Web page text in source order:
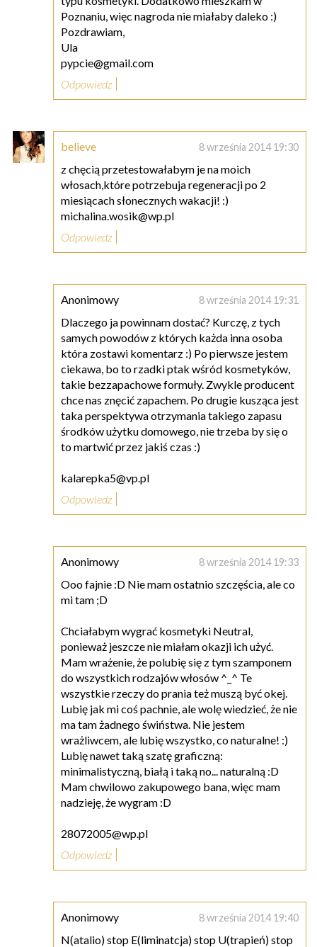
Poznaniu, więc nagroda nie miałaby daleko :)
Pozdrawiam,
Ula
pypcie@gmail.com
Odpowiedz
believe 8 września 2014 19:30
z chęcią przetestowałabym je na moich
włosach,które potrzebuja regeneracji po 2
miesiącach słonecznych wakacji! :)
michalina.wosik@wp.pl
Odpowiedz
Anonimowy 8 września 2014 19:31
Dlaczego ja powinnam dostać? Kurczę, z tych
samych powodów z których każda inna osoba
która zostawi komentarz :) Po pierwsze jestem
ciekawa, bo to rzadki ptak wśród kosmetyków,
takie bezzapachowe formuły. Zwykle producent
chce nas znęcić zapachem. Po drugie kusząca jest
taka perspektywa otrzymania takiego zapasu
środków użytku domowego, nie trzeba by się o
to martwić przez jakiś czas :)
kalarepka5@vp.pl
Odpowiedz
Anonimowy 8 września 2014 19:33
Ooo fajnie :D Nie mam ostatnio szczęścia, ale co
mi tam ;D
Chciałabym wygrać kosmetyki Neutral,
ponieważ jeszcze nie miałam okazji ich użyć.
Mam wrażenie, że polubię się z tym szamponem
do wszystkich rodzajów włosów ^_^ Te
wszystkie rzeczy do prania też muszą być okej.
Lubię jak mi coś pachnie, ale wolę wiedzieć, że nie
ma tam żadnego świństwa. Nie jestem
wrażliwcem, ale lubię wszystko, co naturalne! :)
Lubię nawet taką szatę graficzną:
minimalistyczną, białą i taką no... naturalną :D
Mam chwilowo zakupowego bana, więc mam
nadzieję, że wygram :D
28072005@wp.pl
Odpowiedz
Anonimowy 8 września 2014 19:40
N(atalio) stop E(liminatcja) stop U(trapień) stop